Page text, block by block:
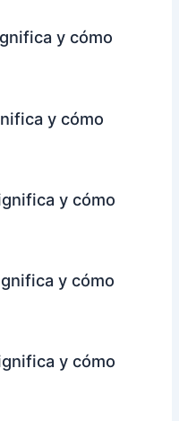
y cómo
y cómo
y cómo
y cómo
y cómo